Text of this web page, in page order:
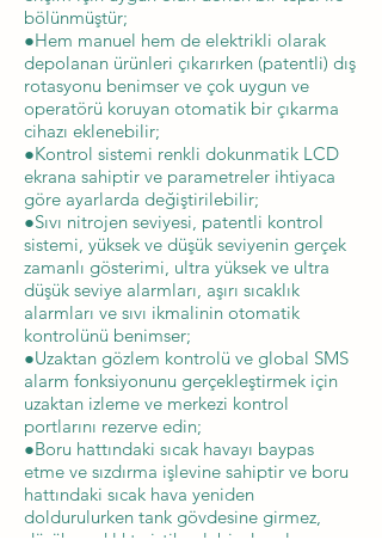
bölünmüştür;
●Hem manuel hem de elektrikli olarak
depolanan ürünleri çıkarırken (patentli) dış
rotasyonu benimser ve çok uygun ve
operatörü koruyan otomatik bir çıkarma
cihazı eklenebilir;
●Kontrol sistemi renkli dokunmatik LCD
ekrana sahiptir ve parametreler ihtiyaca
göre ayarlarda değiştirilebilir;
●Sıvı nitrojen seviyesi, patentli kontrol
sistemi, yüksek ve düşük seviyenin gerçek
zamanlı gösterimi, ultra yüksek ve ultra
düşük seviye alarmları, aşırı sıcaklık
alarmları ve sıvı ikmalinin otomatik
kontrolünü benimser;
●Uzaktan gözlem kontrolü ve global SMS
alarm fonksiyonunu gerçekleştirmek için
uzaktan izleme ve merkezi kontrol
portlarını rezerve edin;
●Boru hattındaki sıcak havayı baypas
etme ve sızdırma işlevine sahiptir ve boru
hattındaki sıcak hava yeniden
doldurulurken tank gövdesine girmez,
düşük sıcaklıkta istikrarlı bir depolama